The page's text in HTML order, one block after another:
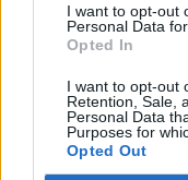
I want to opt-out
Personal Data
Opted In
I want to opt-out
Retention, Sale,
Personal Data
Purposes for
Opted Out